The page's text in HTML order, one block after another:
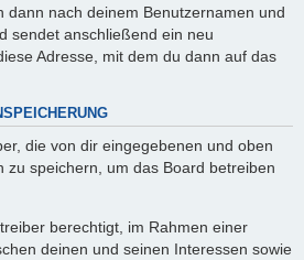
dann nach deinem Benutzernamen und
sendet anschließend ein neu
Adresse, mit dem du dann auf das
die von dir eingegebenen und oben
zu speichern, um das Board betreiben
berechtigt, im Rahmen einer
deinen und seinen Interessen sowie